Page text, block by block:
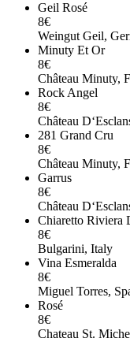
Geil Rosé
8€
Weingut Geil,
Minuty Et Or
8€
Château Minuty,
Rock Angel
8€
Château
281 Grand Cru
8€
Château Minuty,
Garrus
8€
Château
Chiaretto Riviera
8€
Bulgarini, Italy
Vina Esmeralda
8€
Miguel Torres,
Rosé
8€
Chateau St.